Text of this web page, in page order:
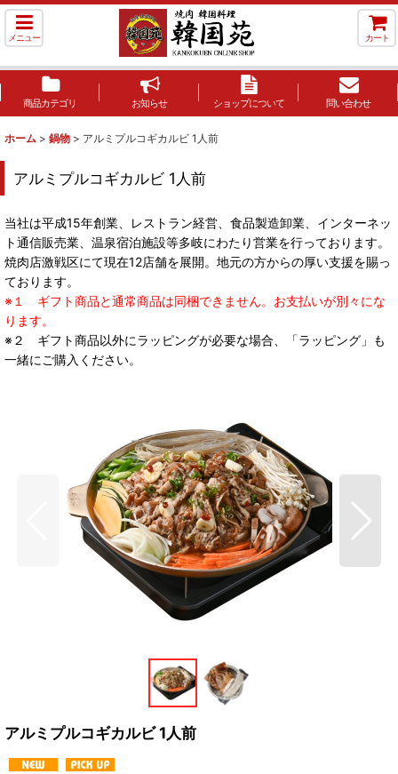
メニュー カート
商品カテゴリ お知らせ ショップについて 問い合わせ
ホーム > 鍋物 > アルミプルコギカルビ 1人前
アルミプルコギカルビ 1人前
当社は平成15年創業、レストラン経営、食品製造卸業、インターネッ
ト通信販売業、温泉宿泊施設等多岐にわたり営業を行っております。
焼肉店激戦区にて現在12店舗を展開。地元の方からの厚い支援を賜っ
ております。
※１ ギフト商品と通常商品は同梱できません。お支払いが別々にな
ります。
※２ ギフト商品以外にラッピングが必要な場合、「ラッピング」も
一緒にご購入ください。
アルミプルコギカルビ 1人前